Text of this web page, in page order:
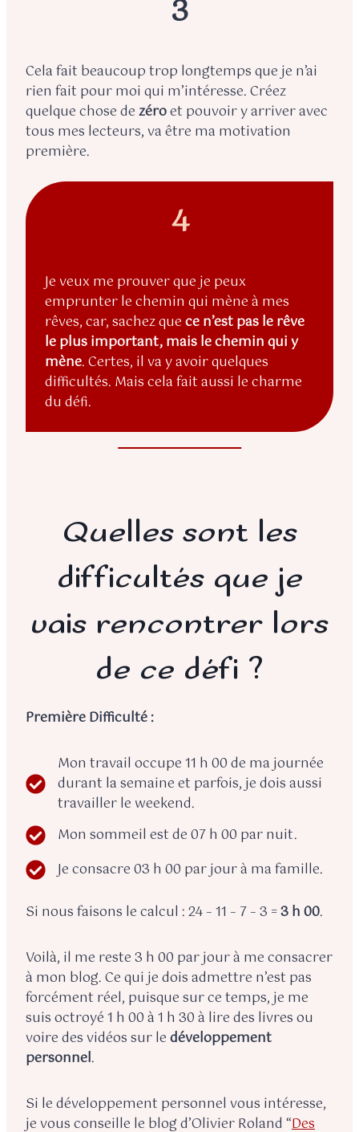
3
Cela fait beaucoup trop longtemps que je n’ai
rien fait pour moi qui m’intéresse. Créez
quelque chose dezéroet pouvoir y arriver avec
tous mes lecteurs, va être ma motivation
première.
4
Je veux me prouver que je peux
emprunter le chemin qui mène à mes
rêves, car, sachez quece n’est pas le rêve
le plus important, mais le chemin qui y
mène. Certes, il va y avoir quelques
difficultés. Mais cela fait aussi le charme
du défi.
Quelles sont les
difficultés que je
vais rencontrer lors
de ce défi ?
Première Difficulté :
Mon travail occupe 11 h 00 de ma journée
durant la semaine et parfois, je dois aussi
travailler le weekend.
Mon sommeil est de 07 h 00 par nuit.
Je consacre 03 h 00 par jour à ma famille.
Si nous faisons le calcul : 24 – 11 – 7 – 3 =3 h 00.
Voilà, il me reste 3 h 00 par jour à me consacrer
à mon blog. Ce qui je dois admettre n’est pas
forcément réel, puisque sur ce temps, je me
suis octroyé 1 h 00 à 1 h 30 à lire des livres ou
voire des vidéos sur ledéveloppement
personnel.
Si le développement personnel vous intéresse,
je vous conseille le blog d’Olivier Roland “Des